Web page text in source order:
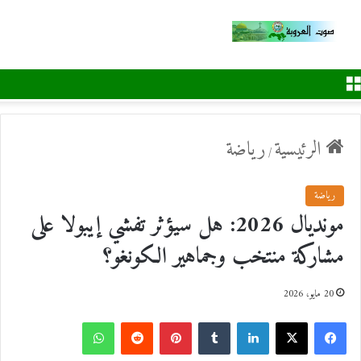
الرئيسية/ رياضة
رياضة
مونديال 2026: هل سيؤثر تفشي إيبولا على
مشاركة منتخب وجماهير الكونغو؟
20 مايو، 2026